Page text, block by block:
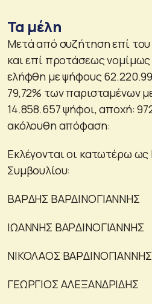
Τα μέλη
Μετά από συζήτηση επί
και επί προτάσεως
ελήφθη με ψήφους
79,72% των παρισταμένων
14.858.657 ψήφοι, αποχή:
ακόλουθη απόφαση:
Εκλέγονται οι κατωτέρω ως
Συμβουλίου:
ΒΑΡΔΗΣ ΒΑΡΔΙΝΟΓΙΑΝΝΗΣ
ΙΩΑΝΝΗΣ ΒΑΡΔΙΝΟΓΙΑΝΝΗΣ
ΝΙΚΟΛΑΟΣ ΒΑΡΔΙΝΟΓΙΑΝΝΗΣ
ΓΕΩΡΓΙΟΣ ΑΛΕΞΑΝΔΡΙΔΗΣ